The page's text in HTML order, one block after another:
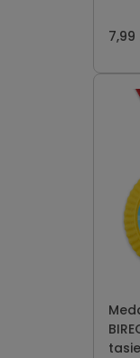
7,99